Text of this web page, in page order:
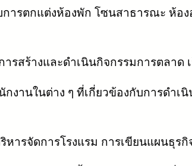
ารตกแต่งห้องพัก โซนสาธารณะ ห้อ
รสร้างและดำเนินกิจกรรมการตลา
งานในต่าง ๆ ที่เกี่ยวข้องกับการดำ
ารจัดการโรงแรม การเขียนแผนธุร